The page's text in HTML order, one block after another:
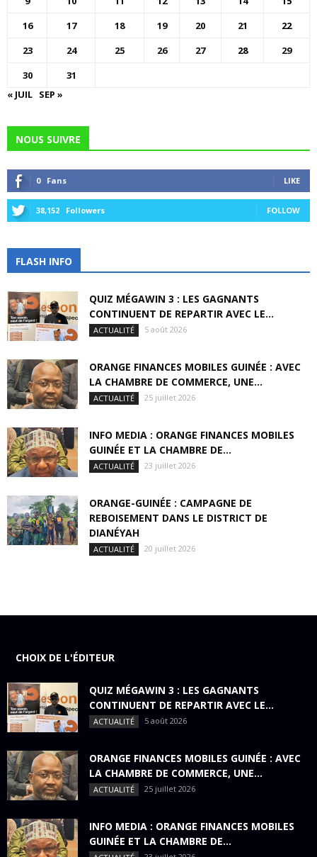
16
17 18 19 20 21
22
23
24 25 26 27 28
29
30
31
« JUIL SEP »
NOUS SUIVRE
0 Fans LIKE
38,152 Followers FOLLOW
FLASH INFO
QUIZ MÉGAWIN 3 : LES GAGNANTS
CONTINUENT DE REPARTIR AVEC LE...
ACTUALITÉ 5 août 2026
ORANGE FINANCES MOBILES GUINÉE : AVEC
LA CHAMBRE DE COMMERCE, UNE...
ACTUALITÉ 25 juillet 2026
INFO MEDIA : ORANGE FINANCES MOBILES
GUINÉE ET LA CHAMBRE DE...
ACTUALITÉ 23 juillet 2026
ORANGE-GUINÉE : CAMPAGNE DE
REBOISEMENT DANS LE DISTRICT DE
DIANÉYAH
ACTUALITÉ 20 juillet 2026
CHOIX DE L'ÉDITEUR
QUIZ MÉGAWIN 3 : LES GAGNANTS
CONTINUENT DE REPARTIR AVEC LE...
ACTUALITÉ 5 août 2026
ORANGE FINANCES MOBILES GUINÉE : AVEC
LA CHAMBRE DE COMMERCE, UNE...
ACTUALITÉ 25 juillet 2026
INFO MEDIA : ORANGE FINANCES MOBILES
GUINÉE ET LA CHAMBRE DE...